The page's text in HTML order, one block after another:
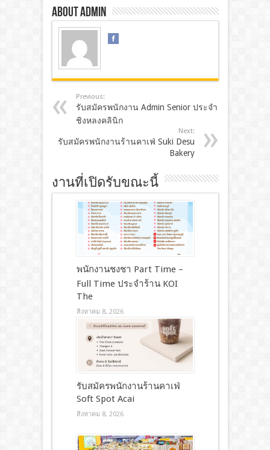
About admin
Previous:
รับสมัครพนักงาน Admin Senior​ ประจำ
ชิง​หลง​คลินิก​
Next:
รับสมัครพนักงานร้านคาเฟ่ Suki Desu
Bakery
งานที่เปิดรับขณะนี้
พนักงานชงชา Part Time –
Full Time ประจำร้าน KOI
The
สิงหาคม 8, 2026
รับสมัครพนักงานร้านคาเฟ่
Soft Spot Acai
สิงหาคม 8, 2026